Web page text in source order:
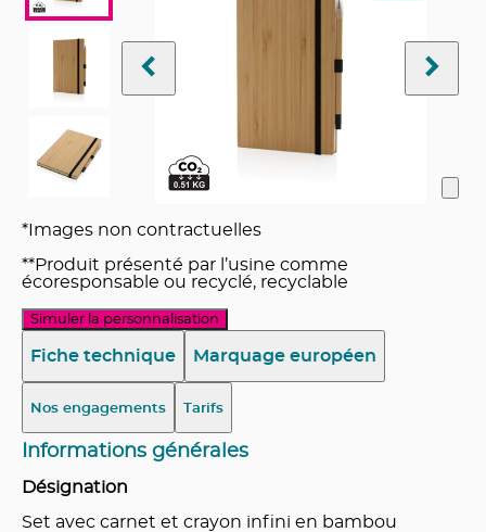
*Images non contractuelles
**Produit présenté par l’usine comme
écoresponsable ou recyclé, recyclable
Simuler la personnalisation
Fiche technique Marquage européen
Nos engagements Tarifs
Informations générales
Désignation
Set avec carnet et crayon infini en bambou